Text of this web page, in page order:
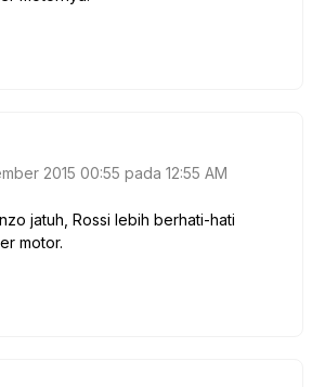
2015 00:55 pada 12:55 AM
jatuh, Rossi lebih berhati-hati
motor.